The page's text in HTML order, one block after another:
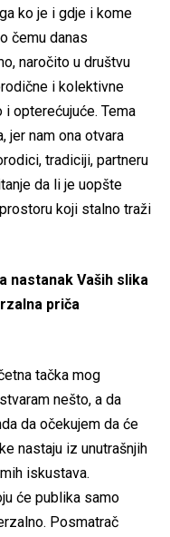
ko je i gdje i kome
čemu danas
naročito u društvu
i kolektivne
opterećujuće. Tema
jer nam ona otvara
tradiciji, partneru
da li je uopšte
koji stalno traži
nastanak Vaših slika
priča
tačka mog
nešto, a da
da očekujem da će
nastaju iz unutrašnjih
iskustava.
će publika samo
Posmatrač